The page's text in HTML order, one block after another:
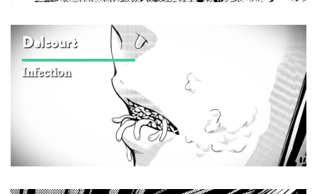
Delcourt
Infection